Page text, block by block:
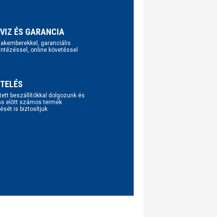
ÉS GARANCIA
garanciális
online követéssel
beszállítókkal dolgozunk és
előtt számos termék
is biztosítjuk